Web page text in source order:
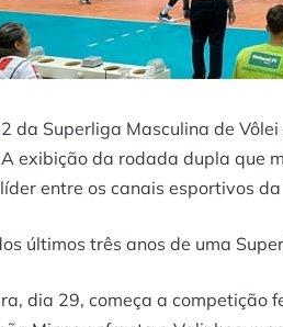
da Superliga Masculina de
exibição da rodada dupla que
entre os canais esportivos
últimos três anos de uma
dia 29, começa a competição